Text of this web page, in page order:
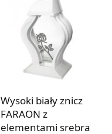
Wysoki biały znicz
FARAON z
elementami srebra